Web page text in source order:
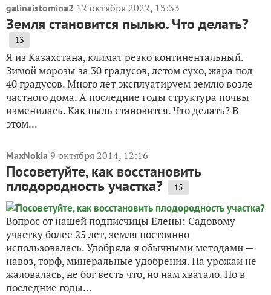
galinaistomina2 12 октября 2022, 13:33
Земля становится пылью. Что делать?
13
Я из Казахстана, климат резко континентальный.
Зимой морозы за 30 градусов, летом сухо, жара под
40 градусов. Много лет эксплуатируем землю возле
частного дома. А последние годы структура почвы
изменилась. Как пыль становится. Что делать? В
этом...
MaxNokia 9 октября 2014, 12:16
Посоветуйте, как восстановить
плодородность участка? 15
Вопрос от нашей подписчицы Елены: Садовому
участку более 25 лет, земля постоянно
использовалась. Удобряла я обычными методами —
навоз, торф, минеральные удобрения. На урожаи не
жаловалась, не бог весть что, но нам хватало. Но в
последние годы...